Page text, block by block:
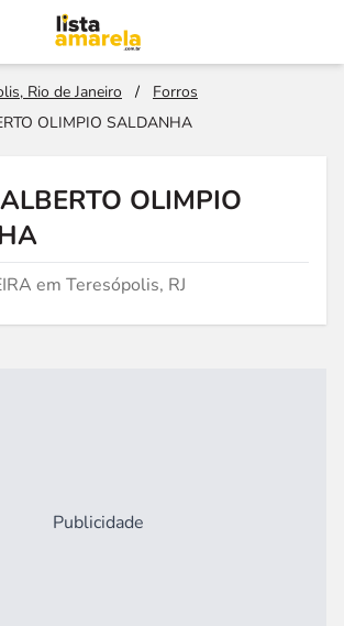
Rio de Janeiro /
Forros
OLIMPIO SALDANHA
OLIMPIO
em Teresópolis, RJ
Publicidade